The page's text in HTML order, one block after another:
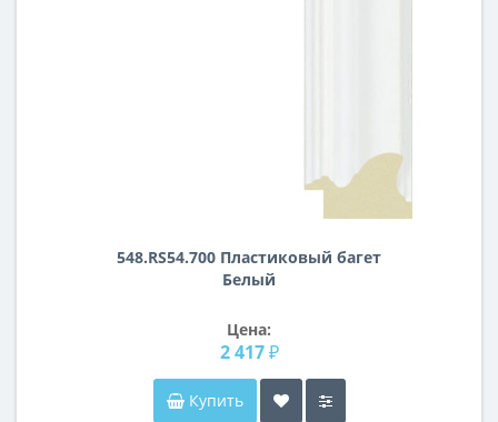
548.RS54.700 Пластиковый багет
Белый
Цена:
2 417 ₽
Купить